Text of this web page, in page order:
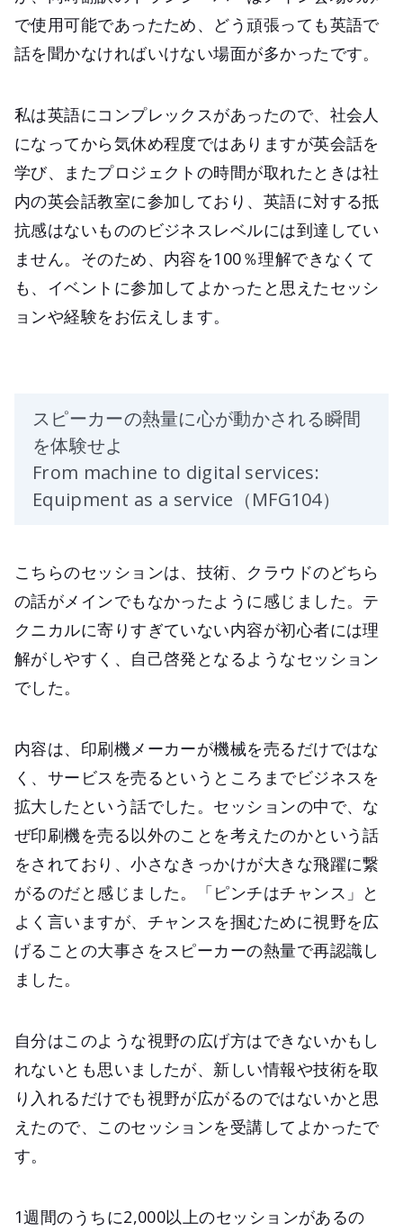
で使用可能であったため、どう頑張っても英語で
話を聞かなければいけない場面が多かったです。
私は英語にコンプレックスがあったので、社会人
になってから気休め程度ではありますが英会話を
学び、またプロジェクトの時間が取れたときは社
内の英会話教室に参加しており、英語に対する抵
抗感はないもののビジネスレベルには到達してい
ません。そのため、内容を100％理解できなくて
も、イベントに参加してよかったと思えたセッシ
ョンや経験をお伝えします。
スピーカーの熱量に心が動かされる瞬間
を体験せよ
From machine to digital services:
Equipment as a service（MFG104）
こちらのセッションは、技術、クラウドのどちら
の話がメインでもなかったように感じました。テ
クニカルに寄りすぎていない内容が初心者には理
解がしやすく、自己啓発となるようなセッション
でした。
内容は、印刷機メーカーが機械を売るだけではな
く、サービスを売るというところまでビジネスを
拡大したという話でした。セッションの中で、な
ぜ印刷機を売る以外のことを考えたのかという話
をされており、小さなきっかけが大きな飛躍に繋
がるのだと感じました。「ピンチはチャンス」と
よく言いますが、チャンスを掴むために視野を広
げることの大事さをスピーカーの熱量で再認識し
ました。
自分はこのような視野の広げ方はできないかもし
れないとも思いましたが、新しい情報や技術を取
り入れるだけでも視野が広がるのではないかと思
えたので、このセッションを受講してよかったで
す。
1週間のうちに2,000以上のセッションがあるの